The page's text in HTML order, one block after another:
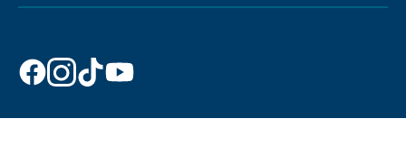
Dr. Beckmann
auf
Dr. Beckmann
auf
Dr. Beckmann
auf